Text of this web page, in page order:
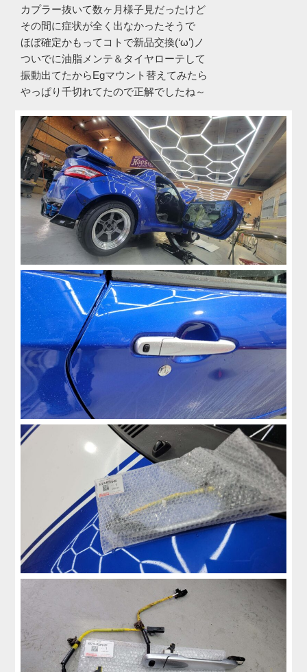
カプラー抜いて数ヶ月様子見だったけど
その間に症状が全く出なかったそうで
ほぼ確定かもってコトで新品交換(‘ω’)ノ
ついでに油脂メンテ＆タイヤローテして
振動出てたからEgマウント替えてみたら
やっぱり千切れてたので正解でしたね～